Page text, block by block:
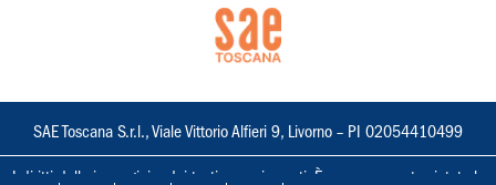
SAE Toscana S.r.l., Viale Vittorio Alfieri 9, Livorno – PI 02054410499
I diritti delle immagini e dei testi sono riservati. È espressamente vietata la